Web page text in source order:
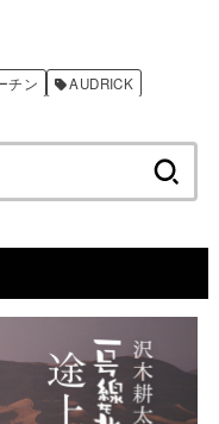
チン AUDRICK